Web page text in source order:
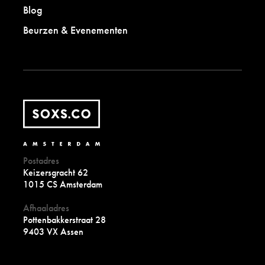
Blog
Beurzen & Evenementen
Postadres
Keizersgracht 62
1015 CS Amsterdam
Afhaaladres
Pottenbakkerstraat 28
9403 VX Assen